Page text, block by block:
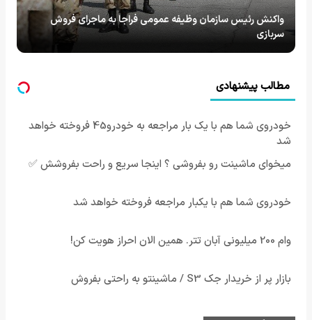
واکنش رئیس سازمان وظیفه عمومی فراجا به ماجرای فروش
سربازی
مطالب پیشنهادی
خودروی شما هم با یک بار مراجعه به خودرو45 فروخته خواهد
شد
میخوای ماشینت رو بفروشی ؟ اینجا سریع و راحت بفروشش ✅
خودروی شما هم با یکبار مراجعه فروخته خواهد شد
وام 200 میلیونی آبان تتر. همین الان احراز هویت کن!
بازار پر از خریدار جک S3 / ماشینتو به راحتی بفروش